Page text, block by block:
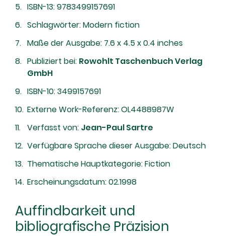
ISBN-13: 9783499157691
Schlagwörter: Modern fiction
Maße der Ausgabe: 7.6 x 4.5 x 0.4 inches
Publiziert bei: Rowohlt Taschenbuch Verlag
GmbH
ISBN-10: 3499157691
Externe Work-Referenz: OL4488987W
Verfasst von: Jean-Paul Sartre
Verfügbare Sprache dieser Ausgabe: Deutsch
Thematische Hauptkategorie: Fiction
Erscheinungsdatum: 02.1998
Auffindbarkeit und
bibliografische Präzision